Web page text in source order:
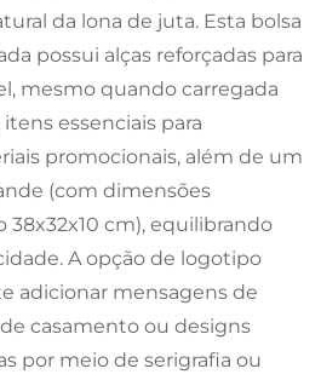
da lona de juta. Esta bolsa
possui alças reforçadas para
mesmo quando carregada
essenciais para
promocionais, além de um
(com dimensões
38x32x10 cm), equilibrando
A opção de logotipo
adicionar mensagens de
casamento ou designs
por meio de serigrafia ou